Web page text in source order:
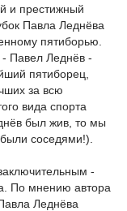
и престижный
Павла Леднёва
пятиборью.
Павел Леднёв -
пятиборец,
за всю
вида спорта
был жив, то мы
соседями!).
-
По мнению автора
Леднёва